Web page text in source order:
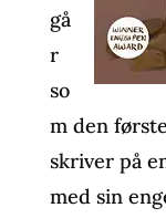
gå
r
so
m den
skriver på
med sin